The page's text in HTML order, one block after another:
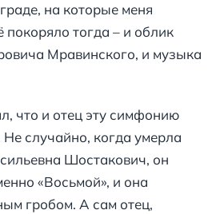
на которые меня
покоряло тогда – и облик
Мравинского, и музыка
что и отец эту симфонию
случайно, когда умерла
Шостакович, он
«Восьмой», и она
гробом. А сам отец,